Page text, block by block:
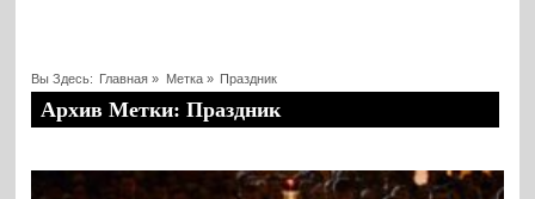
Вы Здесь: Главная » Метка » Праздник
Архив Метки: Праздник